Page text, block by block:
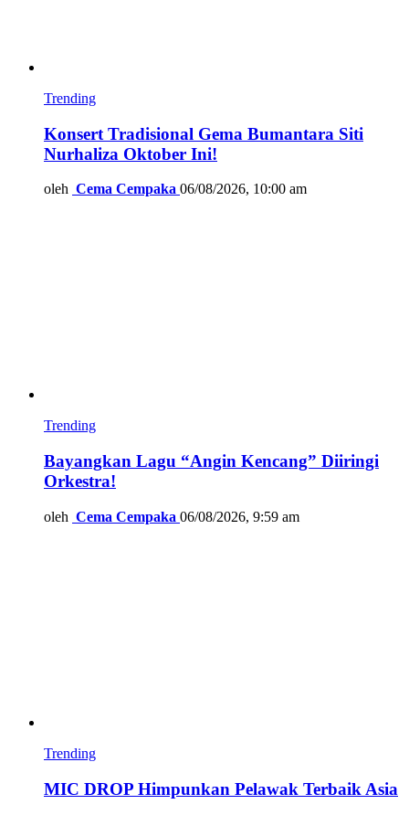
Trending
Konsert Tradisional Gema Bumantara Siti
Nurhaliza Oktober Ini!
oleh Cema Cempaka 06/08/2026, 10:00 am
Trending
Bayangkan Lagu “Angin Kencang” Diiringi
Orkestra!
oleh Cema Cempaka 06/08/2026, 9:59 am
Trending
MIC DROP Himpunkan Pelawak Terbaik Asia